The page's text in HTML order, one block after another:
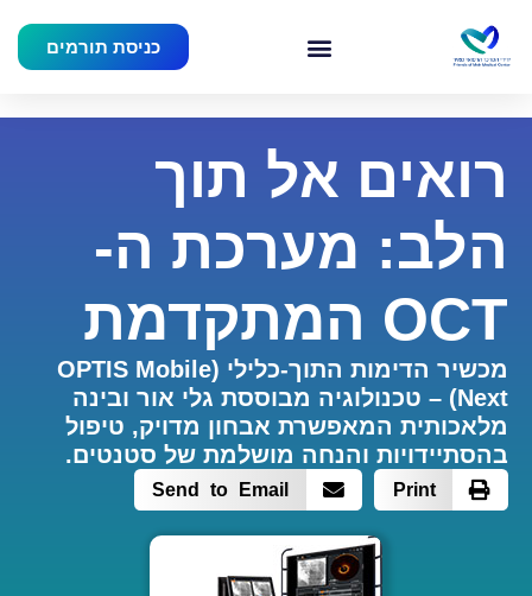
כניסת תורמים
רואים אל תוך
הלב: מערכת ה-
OCT המתקדמת
מכשיר הדימות התוך-כלילי (OPTIS Mobile
Next) – טכנולוגיה מבוססת גלי אור ובינה
מלאכותית המאפשרת אבחון מדויק, טיפול
בהסתיידויות והנחה מושלמת של סטנטים.
Print
Send to Email